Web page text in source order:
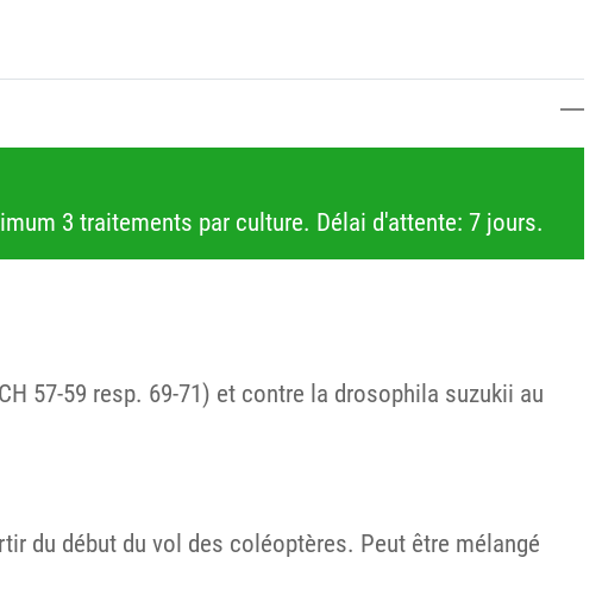
3 traitements par culture. Délai d'attente: 7 jours.
57-59 resp. 69-71) et contre la drosophila suzukii au
du début du vol des coléoptères. Peut être mélangé